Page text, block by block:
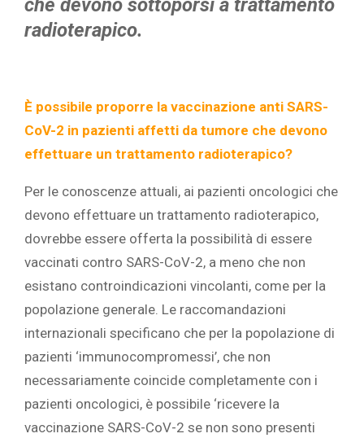
radioterapico.
È possibile proporre la vaccinazione anti SARS-
CoV-2 in pazienti affetti da tumore che devono
effettuare un trattamento radioterapico?
Per le conoscenze attuali, ai pazienti oncologici che
devono effettuare un trattamento radioterapico,
dovrebbe essere offerta la possibilità di essere
vaccinati contro SARS-CoV-2, a meno che non
esistano controindicazioni vincolanti, come per la
popolazione generale. Le raccomandazioni
internazionali specificano che per la popolazione di
pazienti ‘immunocompromessi’, che non
necessariamente coincide completamente con i
pazienti oncologici, è possibile ‘ricevere la
vaccinazione SARS-CoV-2 se non sono presenti